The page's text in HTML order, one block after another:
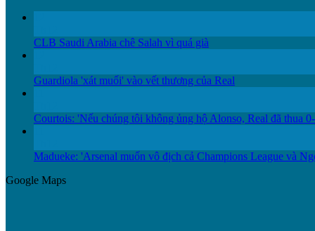
CLB Saudi Arabia chê Salah vì quá già
Guardiola 'xát muối' vào vết thương của Real
Courtois: 'Nếu chúng tôi không ủng hộ Alonso, Real đã thua
Madueke: 'Arsenal muốn vô địch cả Champions League và
Google Maps